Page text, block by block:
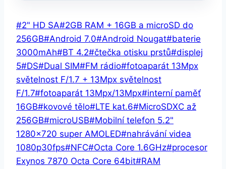
Štítky
příspěvků:
#2" HD SA#2GB RAM + 16GB a microSD do
256GB#Android 7.0#Android Nougat#baterie
3000mAh#BT 4.2#čtečka otisku prstů#displej
5#DS#Dual SIM#FM rádio#fotoaparát 13Mpx
světelnost F/1.7 + 13Mpx světelnost
F/1.7#fotoaparát 13Mpx/13Mpx#interní paměť
16GB#kovové tělo#LTE kat.6#MicroSDXC až
256GB#microUSB#Mobilní telefon 5.2"
1280x720 super AMOLED#nahrávání videa
1080p30fps#NFC#Octa Core 1.6GHz#procesor
Exynos 7870 Octa Core 64bit#RAM